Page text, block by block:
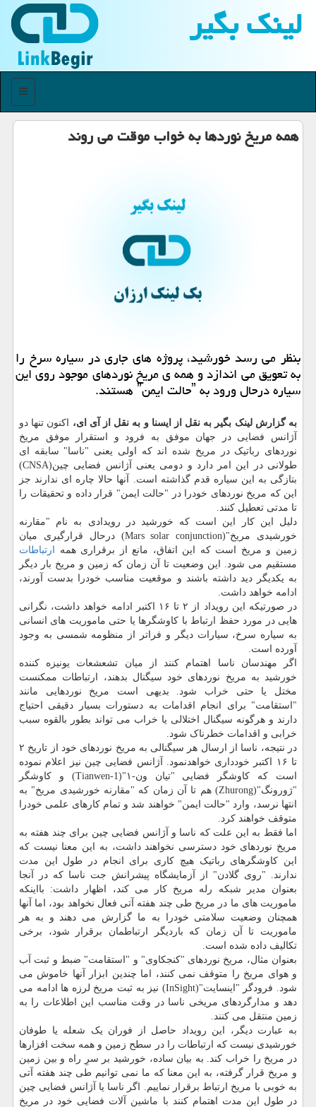
لینك بگیر
منو
همه مریخ نوردها به خواب موقت می روند
بنظر می رسد خورشید، پروژه های جاری در سیاره سرخ را
به تعویق می اندازد و همه ی مریخ نوردهای موجود روی این
سیاره درحال ورود به ˮحالت ایمنˮ هستند.
به گزارش لینک بگیر به نقل از ایسنا و به نقل از آی ای، اکنون تنها دو
آژانس فضایی در جهان موفق به فرود و استقرار موفق مریخ
نوردهای رباتیک در مریخ شده اند که اولی یعنی "ناسا" سابقه ای
طولانی در این امر دارد و دومی یعنی آژانس فضایی چین(CNSA)
بتازگی به این سیاره قدم گذاشته است. آنها حالا چاره ای ندارند جز
این که مریخ نوردهای خودرا در "حالت ایمن" قرار داده و تحقیقات را
تا مدتی تعطیل کنند.
دلیل این کار این است که خورشید در رویدادی به نام "مقارنه
خورشیدی مریخ"(Mars solar conjunction) درحال قرارگیری میان
زمین و مریخ است که این اتفاق، مانع از برقراری همه ارتباطات
مستقیم می شود. این وضعیت تا آن زمان که زمین و مریخ بار دیگر
به یکدیگر دید داشته باشند و موقعیت مناسب خودرا بدست آورند،
ادامه خواهد داشت.
در صورتیکه این رویداد از ۲ تا ۱۶ اکتبر ادامه خواهد داشت، نگرانی
هایی در مورد حفظ ارتباط با کاوشگرها یا حتی ماموریت های انسانی
به سیاره سرخ، سیارات دیگر و فراتر از منظومه شمسی به وجود
آورده است.
اگر مهندسان ناسا اهتمام کنند از میان تشعشعات یونیزه کننده
خورشید به مریخ نوردهای خود سیگنال بدهند، ارتباطات ممکنست
مختل یا حتی خراب شود. بدیهی است مریخ نوردهایی مانند
"استقامت" برای انجام اقدامات به دستورات بسیار دقیقی احتیاج
دارند و هرگونه سیگنال اختلالی یا خراب می تواند بطور بالقوه سبب
خرابی و اقدامات خطرناک شود.
در نتیجه، ناسا از ارسال هر سیگنالی به مریخ نوردهای خود از تاریخ ۲
تا ۱۶ اکتبر خودداری خواهدنمود. آژانس فضایی چین نیز اعلام نموده
است که کاوشگر فضایی "تیان ون-۱"(Tianwen-1) و کاوشگر
"ژورونگ"(Zhurong) هم تا آن زمان که "مقارنه خورشیدی مریخ" به
انتها نرسد، وارد "حالت ایمن" خواهند شد و تمام کارهای علمی خودرا
متوقف خواهند کرد.
اما فقط به این علت که ناسا و آژانس فضایی چین برای چند هفته به
مریخ نوردهای خود دسترسی نخواهند داشت، به این معنا نیست که
این کاوشگرهای رباتیک هیچ کاری برای انجام در طول این مدت
ندارند. "روی گلادن" از آزمایشگاه پیشرانش جت ناسا که در آنجا
بعنوان مدیر شبکه رله مریخ کار می کند، اظهار داشت: بااینکه
ماموریت های ما در مریخ طی چند هفته آتی فعال نخواهد بود، اما آنها
همچنان وضعیت سلامتی خودرا به ما گزارش می دهند و به هر
ماموریت تا آن زمان که باردیگر ارتباطمان برقرار شود، برخی
تکالیف داده شده است.
بعنوان مثال، مریخ نوردهای "کنجکاوی" و "استقامت" ضبط و ثبت آب
و هوای مریخ را متوقف نمی کنند، اما چندین ابزار آنها خاموش می
شود. فرودگر "اینسایت"(InSight) نیز به ثبت مریخ لرزه ها ادامه می
دهد و مدارگردهای مریخی ناسا در وقت مناسب این اطلاعات را به
زمین منتقل می کنند.
به عبارت دیگر، این رویداد حاصل از فوران یک شعله یا طوفان
خورشیدی نیست که ارتباطات را در سطح زمین و همه سخت افزارها
در مریخ را خراب کند. به بیان ساده، خورشید بر سرِ راه و بین زمین
و مریخ قرار گرفته، به این معنا که ما نمی توانیم طی چند هفته آتی
به خوبی با مریخ ارتباط برقرار نماییم. اگر ناسا یا آژانس فضایی چین
در طول این مدت اهتمام کنند با ماشین آلات فضایی خود در مریخ